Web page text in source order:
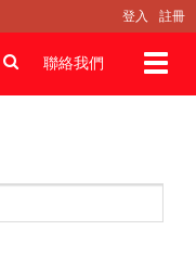
登入 註冊
聯絡我們